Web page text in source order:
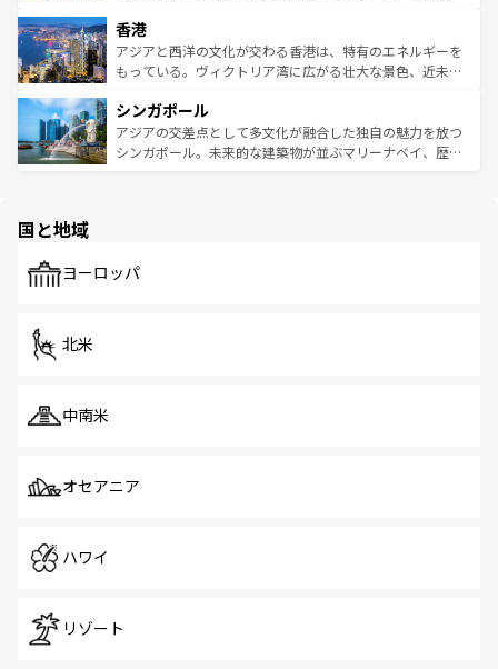
とつ。フォーやバインミー、ベトナムコーヒーなどは、ぜ
ひ現地で味わいたい。どの地域を訪れてもあたたかい人々
が旅行者を迎えてくれるので、きっと忘れられない旅にな
参照してほしい。
の活気が交差している。北部ではチェンマイなどの山岳地
帯で自然と触れ合い、南部ではプーケットやクラビの美し
いビーチでリゾート気分を楽しむことができる。タイ料理
激する。気候は一年中温暖で、どの季節にも異なる楽しみ
が待っている。親しみやすいタイの人々、仏教を中心とし
た文化、そして多様な観光資源が、訪れる旅人を魅了し続
香港
アジアと西洋の文化が交わる香港は、特有のエネルギーを
もっている。ヴィクトリア湾に広がる壮大な景色、近未来
み、どこを訪れても感動するはず。観光スポットが密集し
ており、効率よく見どころを回れるのも魅力。息をのむよ
うな絶景から文化的な体験まで、香港を存分に楽しみ尽く
シンガポール
アジアの交差点として多文化が融合した独自の魅力を放つ
シンガポール。未来的な建築物が並ぶマリーナベイ、歴史
で、ホーカーズは地元の風情を楽しめる外せないスポット
国と地域
ヨーロッパ
北米
中南米
オセアニア
ハワイ
リゾート